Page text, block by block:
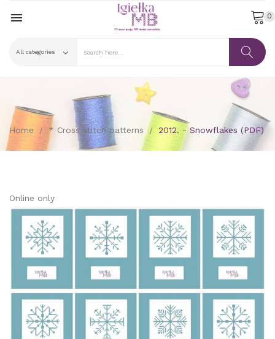
 0
Home * Cross stitch patterns 2012. - Snowflakes (PDF)
Online only